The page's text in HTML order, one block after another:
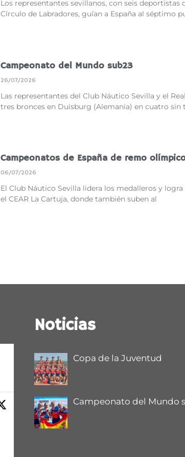
Los representantes sevillanos, con seis deportistas
Círculo de Labradores, guían a España al séptimo
Campeonato del Mundo sub23
26/07/2026
Las representantes del Club Náutico Sevilla y el
tres bronces en Duisburg (Alemania) en cuatro sin
Campeonatos de España de remo
06/07/2026
El Club Náutico Sevilla lidera los medalleros y
el CEAR La Cartuja, donde también suben al
Noticias
Copa de la Juventud
Campeonato del Mundo